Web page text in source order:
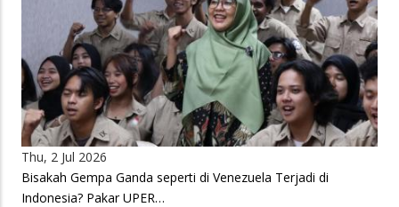
Thu, 2 Jul 2026
Bisakah Gempa Ganda seperti di Venezuela Terjadi di
Indonesia? Pakar UPER…